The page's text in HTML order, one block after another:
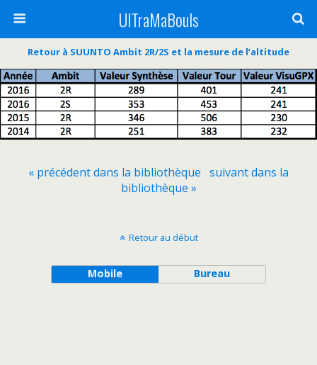
UlTraMaBouls
Retour à SUUNTO Ambit 2R/2S et la mesure de l’altitude
« précédent dans la bibliothèque suivant dans la
bibliothèque »
Retour au début
Mobile Bureau